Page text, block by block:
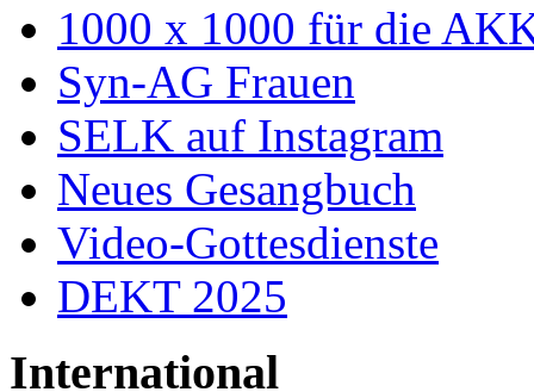
1000 x 1000 für die
Syn-AG Frauen
SELK auf Instagram
Neues Gesangbuch
Video-Gottesdienste
DEKT 2025
International